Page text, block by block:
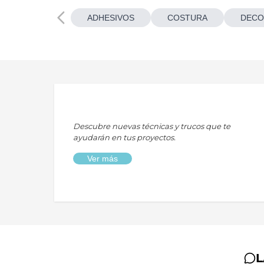
ADHESIVOS COSTURA
Descubre nuevas técnicas y trucos que te
ayudarán en tus proyectos.
Ver más